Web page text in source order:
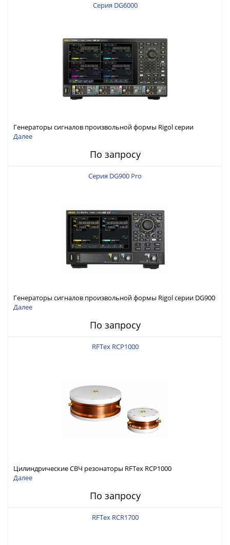
Серия DG6000
Генераторы сигналов произвольной формы Rigol серии
DG6000 до 500 МГц или до 1 ГГц
Далее
По запросу
Серия DG900 Pro
Генераторы сигналов произвольной формы Rigol серии DG900
Pro с максимальной частотой 200 МГц
Далее
По запросу
RFTex RCP1000
Цилиндрические СВЧ резонаторы RFTex RCP1000
Далее
По запросу
RFTex RCR1700